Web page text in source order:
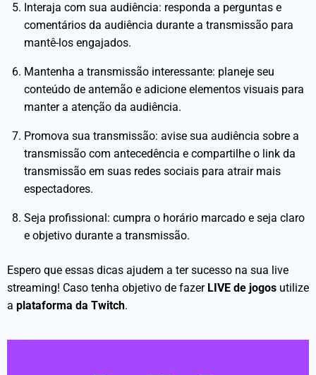
Interaja com sua audiência: responda a perguntas e
comentários da audiência durante a transmissão para
mantê-los engajados.
Mantenha a transmissão interessante: planeje seu
conteúdo de antemão e adicione elementos visuais para
manter a atenção da audiência.
Promova sua transmissão: avise sua audiência sobre a
transmissão com antecedência e compartilhe o link da
transmissão em suas redes sociais para atrair mais
espectadores.
Seja profissional: cumpra o horário marcado e seja claro
e objetivo durante a transmissão.
Espero que essas dicas ajudem a ter sucesso na sua live
streaming! Caso tenha objetivo de fazer LIVE de jogos utilize
a plataforma da Twitch.